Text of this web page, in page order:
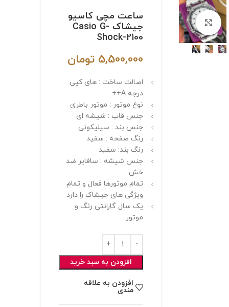
برای بزرگنمایی کلیک کنیدساعت مچی کاسیو
جیشاک Casio G-
Shock-2100
5,500,000 تومان
اصالت ساخت : های کپی
درجه A++
نوع موتور : موتور باطری
جنس قاب : شیشه ای
جنس بند : سیلیکونی
رنگ صفحه : سفید
رنگ بند: سفید
جنس شیشه : سافایر ضد
خش
تمام موتورها فعال و تمام
ویژگی های جیشاک را دارد
یک سال گارانتی رنگ و
موتور
افزودن به سبد خرید
افزودن به علاقه
مندی